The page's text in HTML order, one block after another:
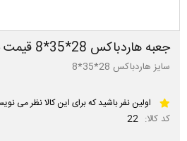
جعبه هاردباکس 28*35*8 قیمت خالص، جعبه آماده
سایز هاردباکس 28*35*8
اولین نفر باشید که برای این کالا نظر می
کد کالا: 22